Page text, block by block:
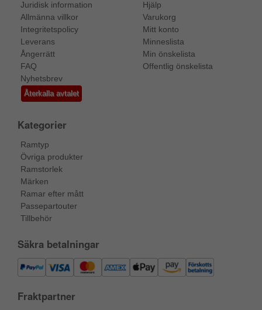
Juridisk information
Allmänna villkor
Integritetspolicy
Leverans
Ångerrätt
FAQ
Nyhetsbrev
Återkalla avtalet
Hjälp
Varukorg
Mitt konto
Minneslista
Min önskelista
Offentlig önskelista
Kategorier
Ramtyp
Övriga produkter
Ramstorlek
Märken
Ramar efter mått
Passepartouter
Tillbehör
Säkra betalningar
Fraktpartner